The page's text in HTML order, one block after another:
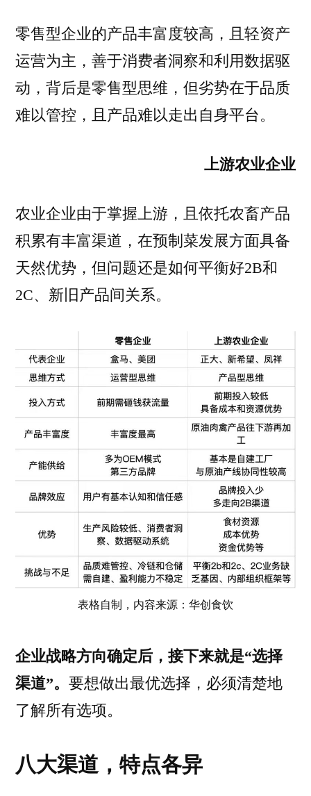
零售型企业的产品丰富度较高，且轻资产
运营为主，善于消费者洞察和利用数据驱
动，背后是零售型思维，但劣势在于品质
难以管控，且产品难以走出自身平台。
上游农业企业
农业企业由于掌握上游，且依托农畜产品
积累有丰富渠道，在预制菜发展方面具备
天然优势，但问题还是如何平衡好2B和
2C、新旧产品间关系。
表格自制，内容来源：华创食饮
企业战略方向确定后，接下来就是“选择
渠道”。 要想做出最优选择，必须清楚地
了解所有选项。
八大渠道，特点各异